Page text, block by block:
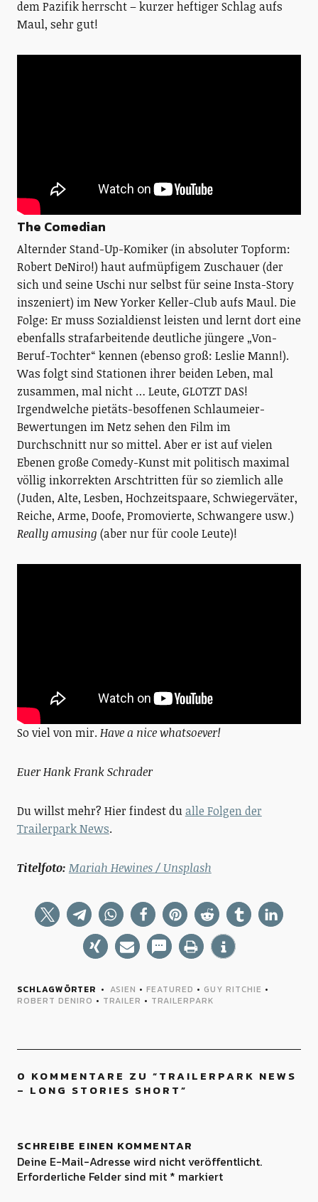
dem Pazifik herrscht – kurzer heftiger Schlag aufs
Maul, sehr gut!
The Comedian
Alternder Stand-Up-Komiker (in absoluter Topform:
Robert DeNiro!) haut aufmüpfigem Zuschauer (der
sich und seine Uschi nur selbst für seine Insta-Story
inszeniert) im New Yorker Keller-Club aufs Maul. Die
Folge: Er muss Sozialdienst leisten und lernt dort eine
ebenfalls strafarbeitende deutliche jüngere „Von-
Beruf-Tochter“ kennen (ebenso groß: Leslie Mann!).
Was folgt sind Stationen ihrer beiden Leben, mal
zusammen, mal nicht … Leute, GLOTZT DAS!
Irgendwelche pietäts-besoffenen Schlaumeier-
Bewertungen im Netz sehen den Film im
Durchschnitt nur so mittel. Aber er ist auf vielen
Ebenen große Comedy-Kunst mit politisch maximal
völlig inkorrekten Arschtritten für so ziemlich alle
(Juden, Alte, Lesben, Hochzeitspaare, Schwiegerväter,
Reiche, Arme, Doofe, Promovierte, Schwangere usw.)
Really amusing (aber nur für coole Leute)!
So viel von mir.Have a nice whatsoever!
Euer Hank Frank Schrader
Du willst mehr? Hier findest dualle Folgen der
Trailerpark News.
Titelfoto: Mariah Hewines / Unsplash
SCHLAGWÖRTER ASIEN • FEATURED • GUY RITCHIE •
ROBERT DENIRO • TRAILER • TRAILERPARK
0 KOMMENTARE ZU “TRAILERPARK NEWS
– LONG STORIES SHORT”
SCHREIBE EINEN KOMMENTAR
Deine E-Mail-Adresse wird nicht veröffentlicht.
Erforderliche Felder sind mit * markiert